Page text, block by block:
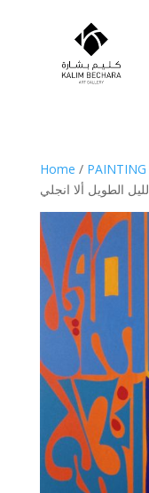
Home / PAINTING
الطويل ألا انجلي